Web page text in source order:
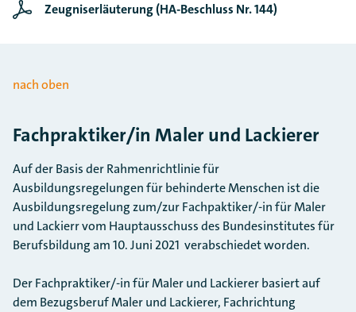
Zeugniserläuterung (HA-Beschluss Nr. 144)
nach oben
Fachpraktiker/in Maler und Lackierer
Auf der Basis der Rahmenrichtlinie für
Ausbildungsregelungen für behinderte Menschen ist die
Ausbildungsregelung zum/zur Fachpaktiker/-in für Maler
und Lackierr vom Hauptausschuss des Bundesinstitutes für
Berufsbildung am 10. Juni 2021 verabschiedet worden.
Der Fachpraktiker/-in für Maler und Lackierer basiert auf
dem Bezugsberuf Maler und Lackierer, Fachrichtung